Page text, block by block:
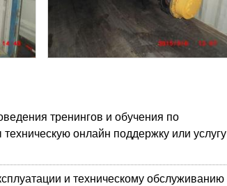
тренингов и обучения по
онлайн поддержку или услугу
и техническому обслуживанию